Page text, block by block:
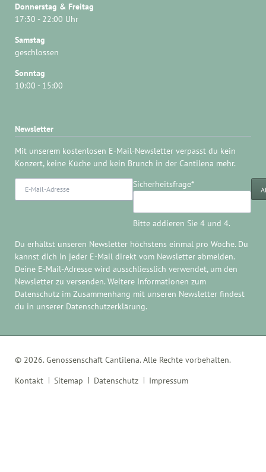
Donnerstag & Freitag
17:30 - 22:00 Uhr
Samstag
geschlossen
Sonntag
10:00 - 15:00
Newsletter
Mit unserem kostenlosen E-Mail-Newsletter verpasst du kein
Konzert, keine Küche und kein Brunch in der Cantilena mehr.
Pflichtfeld
Sicherheitsfrage*
Bitte addieren Sie 4 und 4.
Du erhältst unseren Newsletter höchstens einmal pro Woche. Du
kannst dich in jeder E-Mail direkt vom Newsletter abmelden.
Deine E-Mail-Adresse wird ausschliesslich verwendet, um den
Newsletter zu versenden. Weitere Informationen zum
Datenschutz im Zusammenhang mit unseren Newsletter findest
du in unserer Datenschutzerklärung.
© 2026. Genossenschaft Cantilena. Alle Rechte vorbehalten.
Navigation
Kontakt Sitemap Datenschutz Impressum